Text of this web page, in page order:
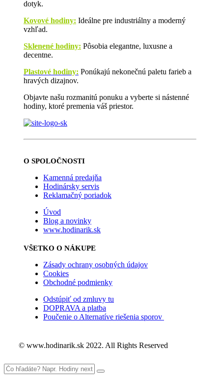
dotyk.
Kovové hodiny: Ideálne pre industriálny a moderný
vzhľad.
Sklenené hodiny: Pôsobia elegantne, luxusne a
decentne.
Plastové hodiny: Ponúkajú nekonečnú paletu farieb a
hravých dizajnov.
Objavte našu rozmanitú ponuku a vyberte si nástenné
hodiny, ktoré premenia váš priestor.
O SPOLOČNOSTI
Kamenná predajňa
Hodinársky servis
Reklamačný poriadok
Úvod
Blog a novinky
www.hodinarik.sk
VŠETKO O NÁKUPE
Zásady ochrany osobných údajov
Cookies
Obchodné podmienky
Odstúpiť od zmluvy tu
DOPRAVA a platba
Poučenie o Alternatíve riešenia sporov
© www.hodinarik.sk 2022. All Rights Reserved